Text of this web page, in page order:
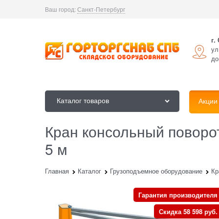
Ваш город:Санкт-Петербург
г.
Каталог товаров
Кран консольный
5 м
Главная Каталог Грузоподъемное оборудование
Гарантия производителя
Скидка 58 598 руб.